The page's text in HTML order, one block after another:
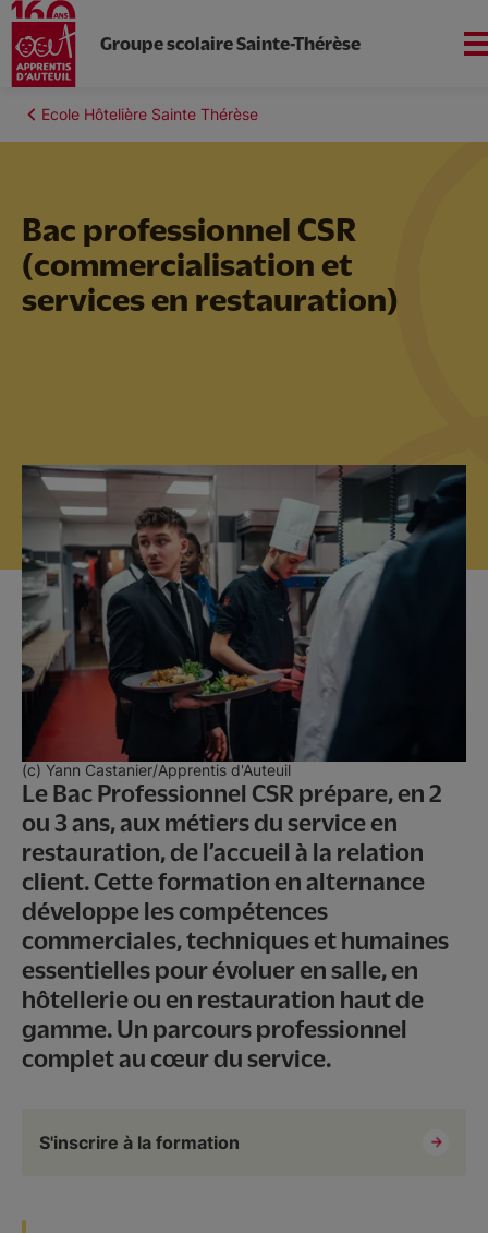
principal
Groupe scolaire Sainte-Thérèse
Nous connaitre
Ecole Hôtelière Sainte Thérèse
Promesse d'embauche
Contact & inscriptions
Apprentis d'Auteuil en
Île-de-France
Fil Ecole Hôtelière Sainte Thérèse
Bac professionnel CSR
(commercialisation et
services en restauration)
(c) Yann Castanier/Apprentis d'Auteuil
Le Bac Professionnel CSR prépare, en 2
ou 3 ans, aux métiers du service en
restauration, de l’accueil à la relation
client. Cette formation en alternance
développe les compétences
commerciales, techniques et humaines
essentielles pour évoluer en salle, en
hôtellerie ou en restauration haut de
gamme. Un parcours professionnel
complet au cœur du service.
S'inscrire à la formation